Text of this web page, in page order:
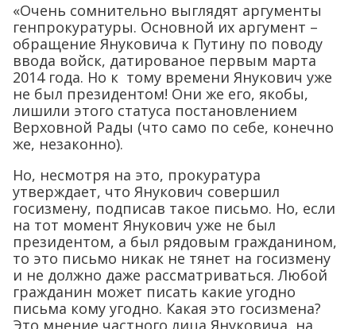
«Очень сомнительно выглядят аргументы
генпрокуратуры. Основной их аргумент –
обращение Януковича к Путину по поводу
ввода войск, датированое первым марта
2014 года. Но к тому времени Янукович уже
не был президентом! Они же его, якобы,
лишили этого статуса постановлением
Верховной Рады (что само по себе, конечно
же, незаконно).
Но, несмотря на это, прокуратура
утверждает, что Янукович совершил
госизмену, подписав такое письмо. Но, если
на тот момент Янукович уже не был
президентом, а был рядовым гражданином,
то это письмо никак не тянет на госизмену
и не должно даже рассматриваться. Любой
гражданин может писать какие угодно
письма кому угодно. Какая это госизмена?
Это мнение частного лица Януковича, на